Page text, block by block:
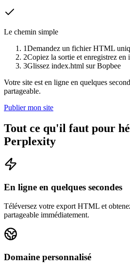
Le chemin simple
1Demandez un fichier HTML
2Copiez la sortie et enregistrez en
3Glissez index.html sur Bopbee
Votre site est en ligne en quelques
partageable.
Publier mon site
Tout ce qu'il faut pour
Perplexity
En ligne en quelques secondes
Téléversez votre export HTML et
partageable immédiatement.
Domaine personnalisé